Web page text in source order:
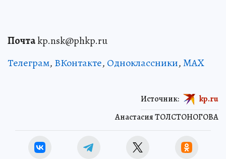
Почтаkp.nsk@phkp.ru
Телеграм, ВКонтакте, Одноклассники,MAX
Анастасия ТОЛСТОНОГОВА
Источник: kp.ru